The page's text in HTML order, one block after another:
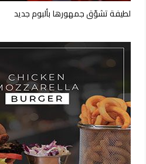
لطيفة تشوّق جمهورها بألبوم جديد